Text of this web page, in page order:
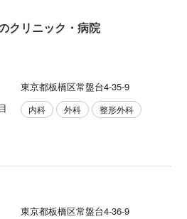
クリニック・病院
東京都板橋区常盤台4-35-9
内科 外科 整形外科
東京都板橋区常盤台4-36-9